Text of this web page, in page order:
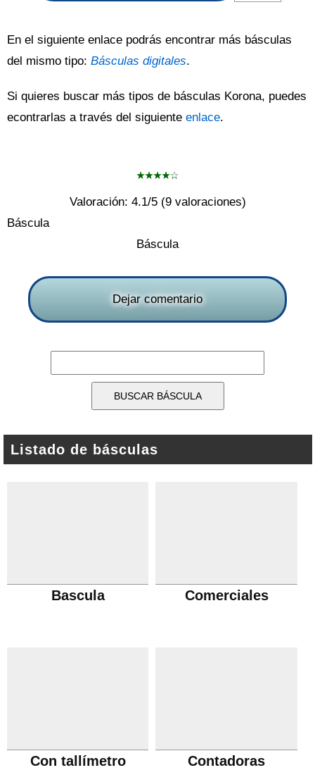
En el siguiente enlace podrás encontrar más básculas
del mismo tipo: Básculas digitales.
Si quieres buscar más tipos de básculas Korona, puedes
econtrarlas a través del siguiente enlace.
Valoración: 4.1/5 (9valoraciones)
Báscula
Báscula
Dejar comentario
Listado de básculas
Bascula Comerciales
Con tallímetro Contadoras